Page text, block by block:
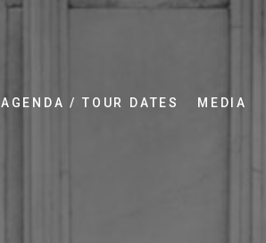
AGENDA / TOUR DATES MEDIA